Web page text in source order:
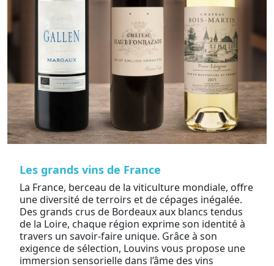
Les grands vins de France
La France, berceau de la viticulture mondiale, offre
une diversité de terroirs et de cépages inégalée.
Des grands crus de Bordeaux aux blancs tendus
de la Loire, chaque région exprime son identité à
travers un savoir-faire unique. Grâce à son
exigence de sélection, Louvins vous propose une
immersion sensorielle dans l’âme des vins